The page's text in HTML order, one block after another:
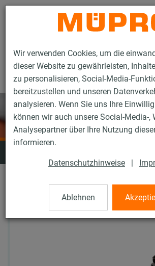
Wir verwenden Cookies, um die
dieser Website zu gewährleisten,
zu personalisieren, Social-Media-
bereitzustellen und unseren
analysieren. Wenn Sie uns Ihre
können wir auch unsere Social-Media-,
Analysepartner über Ihre Nutzung
informieren.
Datenschutzhinweise |
Ablehnen